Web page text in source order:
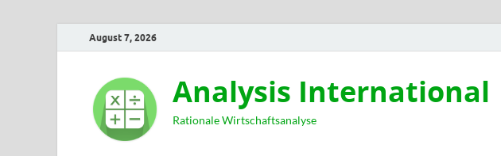
August 7, 2026
Analysis International
Rationale Wirtschaftsanalyse